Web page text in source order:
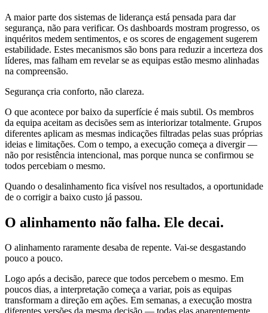
A maior parte dos sistemas de liderança está pensada para dar
segurança, não para verificar. Os dashboards mostram progresso, os
inquéritos medem sentimentos, e os scores de engagement sugerem
estabilidade. Estes mecanismos são bons para reduzir a incerteza dos
líderes, mas falham em revelar se as equipas estão mesmo alinhadas
na compreensão.
Segurança cria conforto, não clareza.
O que acontece por baixo da superfície é mais subtil. Os membros
da equipa aceitam as decisões sem as interiorizar totalmente. Grupos
diferentes aplicam as mesmas indicações filtradas pelas suas próprias
ideias e limitações. Com o tempo, a execução começa a divergir —
não por resistência intencional, mas porque nunca se confirmou se
todos percebiam o mesmo.
Quando o desalinhamento fica visível nos resultados, a oportunidade
de o corrigir a baixo custo já passou.
O alinhamento não falha. Ele decai.
O alinhamento raramente desaba de repente. Vai-se desgastando
pouco a pouco.
Logo após a decisão, parece que todos percebem o mesmo. Em
poucos dias, a interpretação começa a variar, pois as equipas
transformam a direção em ações. Em semanas, a execução mostra